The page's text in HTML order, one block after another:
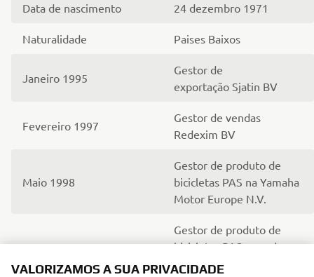
Data de nascimento 24 dezembro 1971
Naturalidade Paises Baixos
Janeiro 1995
Gestor de
exportação Sjatin BV
Fevereiro 1997
Gestor de vendas
Redexim BV
Maio 1998
Gestor de produto de
bicicletas PAS na Yamaha
Motor Europe N.V.
Setembro 1999
Gestor de produto de
bicicletas PAS, geradores
e carros de golfe na
VALORIZAMOS A SUA PRIVACIDADE